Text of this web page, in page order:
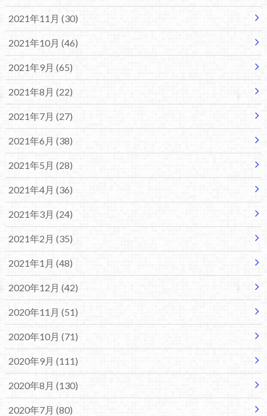
2021年11月 (30)
2021年10月 (46)
2021年9月 (65)
2021年8月 (22)
2021年7月 (27)
2021年6月 (38)
2021年5月 (28)
2021年4月 (36)
2021年3月 (24)
2021年2月 (35)
2021年1月 (48)
2020年12月 (42)
2020年11月 (51)
2020年10月 (71)
2020年9月 (111)
2020年8月 (130)
2020年7月 (80)